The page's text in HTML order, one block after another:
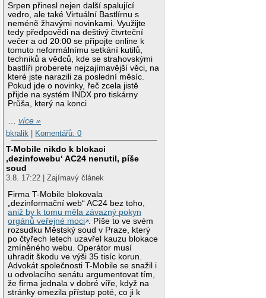
Srpen přinesl nejen další spalující
vedro, ale také Virtuální Bastlírnu s
neméně žhavými novinkami. Využijte
tedy předpovědi na deštivý čtvrteční
večer a od 20:00 se připojte online k
tomuto neformálnímu setkání kutilů,
techniků a vědců, kde se strahovskými
bastlíři proberete nejzajímavější věci, na
které jste narazili za poslední měsíc.
Pokud jde o novinky, řeč zcela jistě
přijde na systém INDX pro tiskárny
Průša, který na konci
…více »
bkralik
Komentářů: 0
T-Mobile nikdo k blokaci
‚dezinfowebu‘ AC24 nenutil, píše
soud
3.8. 17:22 | Zajímavý článek
Firma T-Mobile blokovala
„dezinformační web“ AC24 bez toho,
aniž by k tomu měla závazný pokyn
orgánů veřejné moci . Píše to ve svém
rozsudku Městský soud v Praze, který
po čtyřech letech uzavřel kauzu blokace
zmíněného webu. Operátor musí
uhradit škodu ve výši 35 tisíc korun.
Advokát společnosti T-Mobile se snažil i
u odvolacího senátu argumentovat tím,
že firma jednala v dobré víře, když na
stránky omezila přístup poté, co ji k